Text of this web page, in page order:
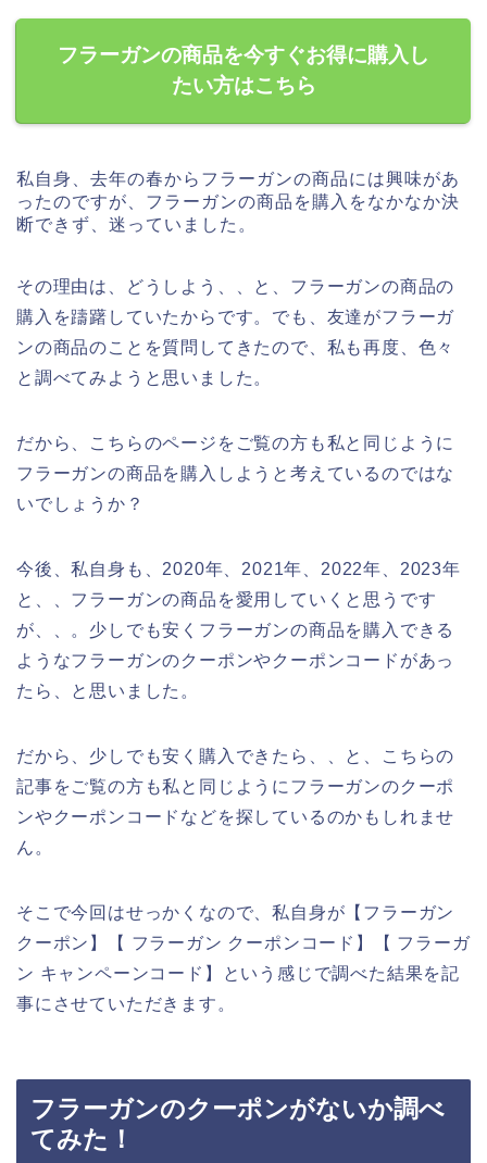
フラーガンの商品を今すぐお得に購入し
たい方はこちら
私自身、去年の春からフラーガンの商品には興味があ
ったのですが、フラーガンの商品を購入をなかなか決
断できず、迷っていました。
その理由は、どうしよう、、と、フラーガンの商品の
購入を躊躇していたからです。でも、友達がフラーガ
ンの商品のことを質問してきたので、私も再度、色々
と調べてみようと思いました。
だから、こちらのページをご覧の方も私と同じように
フラーガンの商品を購入しようと考えているのではな
いでしょうか？
今後、私自身も、2020年、2021年、2022年、2023年
と、、フラーガンの商品を愛用していくと思うです
が、、。少しでも安くフラーガンの商品を購入できる
ようなフラーガンのクーポンやクーポンコードがあっ
たら、と思いました。
だから、少しでも安く購入できたら、、と、こちらの
記事をご覧の方も私と同じようにフラーガンのクーポ
ンやクーポンコードなどを探しているのかもしれませ
ん。
そこで今回はせっかくなので、私自身が【フラーガン
クーポン】【 フラーガン クーポンコード】【 フラーガ
ン キャンペーンコード】という感じで調べた結果を記
事にさせていただきます。
フラーガンのクーポンがないか調べ
てみた！